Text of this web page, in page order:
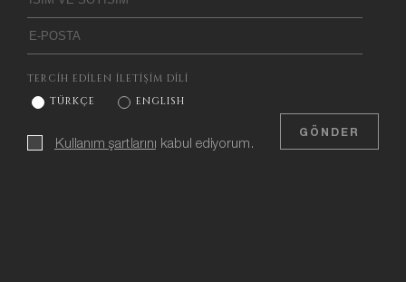
TERCİH EDİLEN İLETİŞİM DİLİ
TÜRKÇE
ENGLISH
Kullanım şartlarını kabul ediyorum.
GÖNDER